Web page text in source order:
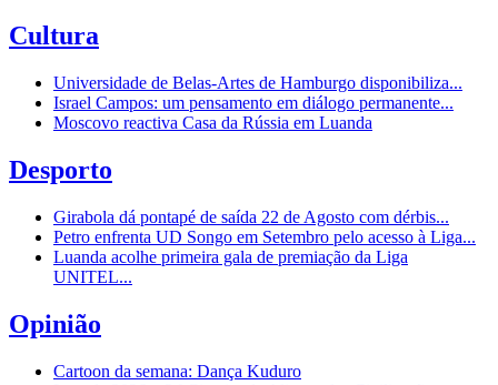
Cultura
Universidade de Belas-Artes de Hamburgo disponibiliza...
Israel Campos: um pensamento em diálogo permanente...
Moscovo reactiva Casa da Rússia em Luanda
Desporto
Girabola dá pontapé de saída 22 de Agosto com dérbis...
Petro enfrenta UD Songo em Setembro pelo acesso à Liga...
Luanda acolhe primeira gala de premiação da Liga
UNITEL...
Opinião
Cartoon da semana: Dança Kuduro